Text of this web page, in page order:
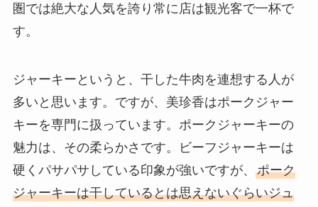
圏では絶大な人気を誇り常に店は観光客で一杯で
す。
ジャーキーというと、干した牛肉を連想する人が
多いと思います。ですが、美珍香はポークジャー
キーを専門に扱っています。ポークジャーキーの
魅力は、その柔らかさです。ビーフジャーキーは
硬くパサパサしている印象が強いですが、 ポーク
ジャーキーは干しているとは思えないぐらいジュ